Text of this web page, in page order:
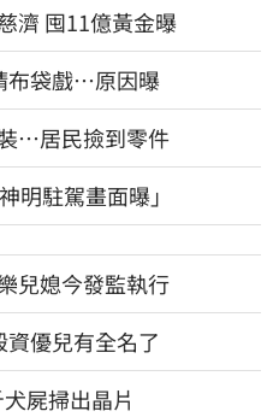
濟 囤11億黃金曝
布袋戲…原因曝
…居民撿到零件
明駐駕畫面曝」
兒媳今發監執行
優兒有全名了
屍掃出晶片